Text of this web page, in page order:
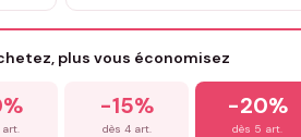
plus vous économisez
-15%
dès 4 art.
-20%
dès 5 art.